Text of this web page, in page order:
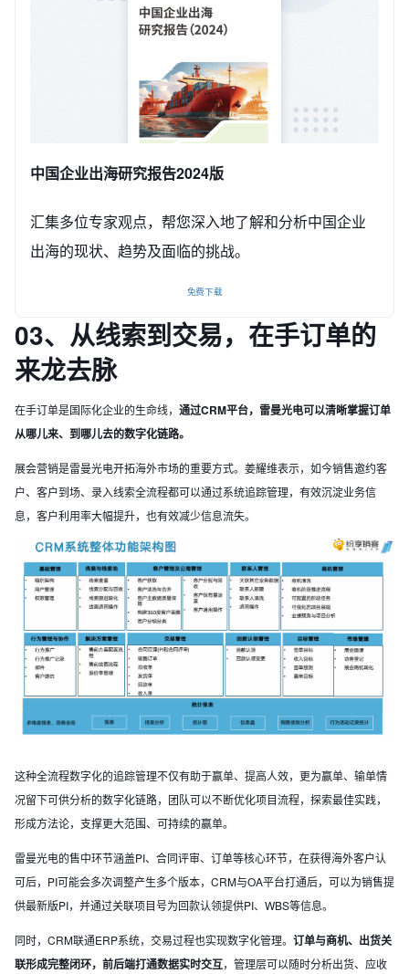
中国企业出海研究报告2024版
汇集多位专家观点，帮您深入地了解和分析中国企业
出海的现状、趋势及面临的挑战。
免费下载
03、 从线索到交易，在手订单的
来龙去脉
在手订单是国际化企业的生命线， 通过CRM平台，雷曼光电可以清晰掌握订单
从哪儿来、到哪儿去的数字化链路。
展会营销是雷曼光电开拓海外市场的重要方式。姜耀维表示，如今销售邀约客
户、客户到场、录入线索全流程都可以通过系统追踪管理，有效沉淀业务信
息，客户利用率大幅提升，也有效减少信息流失。
这种全流程数字化的追踪管理不仅有助于赢单、提高人效，更为赢单、输单情
况留下可供分析的数字化链路，团队可以不断优化项目流程，探索最佳实践，
形成方法论，支撑更大范围、可持续的赢单。
雷曼光电的售中环节涵盖PI、合同评审、订单等核心环节，在获得海外客户认
可后，PI可能会多次调整产生多个版本，CRM与OA平台打通后，可以为销售提
供最新版PI，并通过关联项目号为回款认领提供PI、WBS等信息。
同时，CRM联通ERP系统，交易过程也实现数字化管理。 订单与商机、出货关
联形成完整闭环，前后端打通数据实时交互，管理层可以随时分析出货、应收